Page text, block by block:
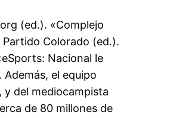
(ed.). «Complejo
Colorado (ed.).
Nacional le
el equipo
y del mediocampista
de 80 millones de